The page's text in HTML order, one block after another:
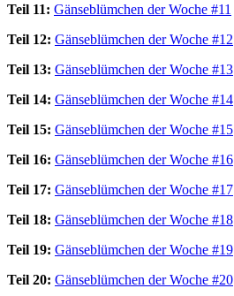
Teil 11: Gänseblümchen der Woche #11
Teil 12: Gänseblümchen der Woche #12
Teil 13: Gänseblümchen der Woche #13
Teil 14: Gänseblümchen der Woche #14
Teil 15: Gänseblümchen der Woche #15
Teil 16: Gänseblümchen der Woche #16
Teil 17: Gänseblümchen der Woche #17
Teil 18: Gänseblümchen der Woche #18
Teil 19: Gänseblümchen der Woche #19
Teil 20: Gänseblümchen der Woche #20